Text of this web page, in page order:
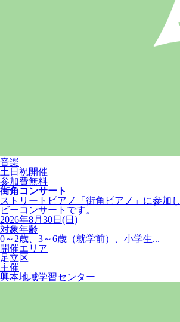
音楽
土日祝開催
参加費無料
街角コンサート
ストリートピアノ「街角ピアノ」に参加
ビーコンサートです。
2026年8月30日(日)
対象年齢
0～2歳、3～6歳（就学前）、小学生...
開催エリア
足立区
主催
興本地域学習センター